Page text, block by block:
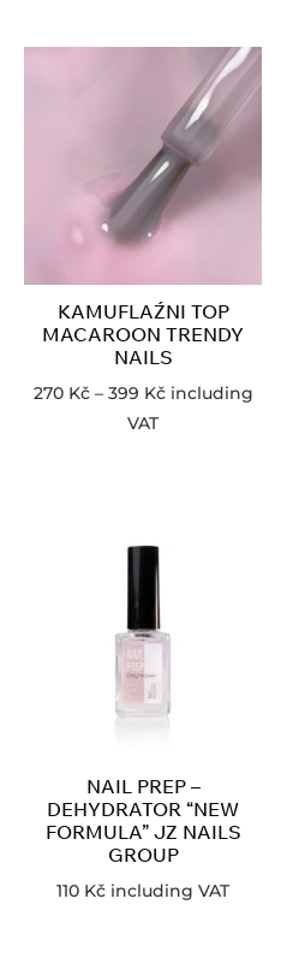
KAMUFLAŹNI TOP
MACAROON TRENDY
NAILS
270 Kč – 399 Kč including
VAT
NAIL PREP –
DEHYDRATOR “NEW
FORMULA” JZ NAILS
GROUP
110 Kč including VAT